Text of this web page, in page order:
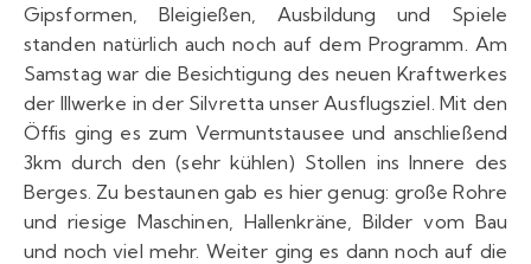
Gipsformen, Bleigießen, Ausbildung und Spiele
standen natürlich auch noch auf dem Programm. Am
Samstag war die Besichtigung des neuen Kraftwerkes
der Illwerke in der Silvretta unser Ausflugsziel. Mit den
Öffis ging es zum Vermuntstausee und anschließend
3km durch den (sehr kühlen) Stollen ins Innere des
Berges. Zu bestaunen gab es hier genug: große Rohre
und riesige Maschinen, Hallenkräne, Bilder vom Bau
und noch viel mehr. Weiter ging es dann noch auf die